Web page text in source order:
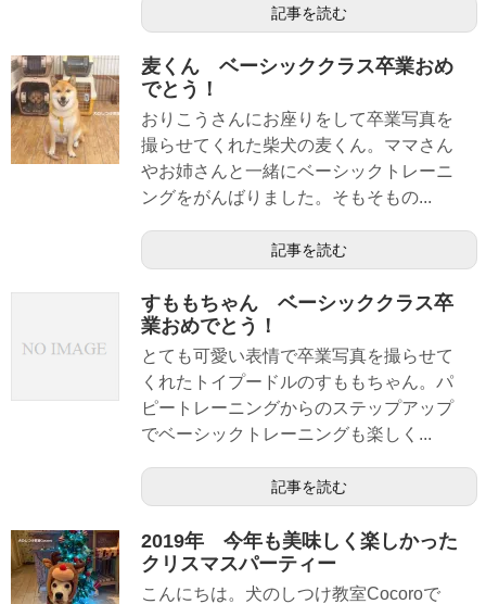
記事を読む
麦くん ベーシッククラス卒業おめ
でとう！
おりこうさんにお座りをして卒業写真を
撮らせてくれた柴犬の麦くん。ママさん
やお姉さんと一緒にベーシックトレーニ
ングをがんばりました。そもそもの...
記事を読む
すももちゃん ベーシッククラス卒
業おめでとう！
とても可愛い表情で卒業写真を撮らせて
くれたトイプードルのすももちゃん。パ
ピートレーニングからのステップアップ
でベーシックトレーニングも楽しく...
記事を読む
2019年 今年も美味しく楽しかった
クリスマスパーティー
こんにちは。犬のしつけ教室Cocoroで